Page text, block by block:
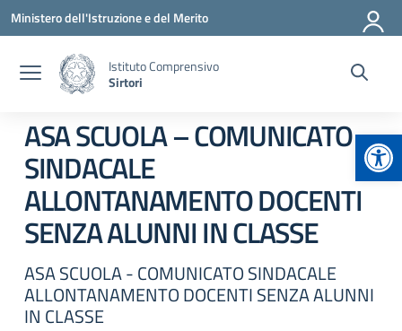
Vai ai contenuti
Vai al menu di navigazione
Vai al footer
Ministero dell'Istruzione e del Merito
Istituto Comprensivo
Sirtori
ASA SCUOLA – COMUNICATO
SINDACALE
ALLONTANAMENTO DOCENTI
SENZA ALUNNI IN CLASSE
ASA SCUOLA - COMUNICATO SINDACALE
ALLONTANAMENTO DOCENTI SENZA ALUNNI
IN CLASSE